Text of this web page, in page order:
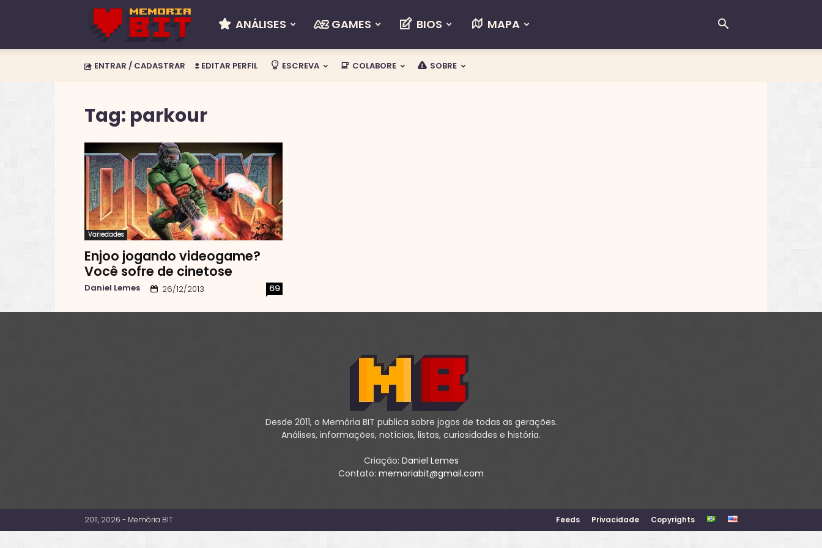
Memória
BIT
ANÁLISES GAMES BIOS MAPA
ENTRAR / CADASTRAR EDITAR PERFIL ESCREVA COLABORE SOBRE
Tag: parkour
Variedades
Enjoo jogando videogame?
Você sofre de cinetose
Daniel Lemes 26/12/2013 69
Desde 2011, o Memória BIT publica sobre jogos de todas as gerações.
Análises, informações, notícias, listas, curiosidades e história.
Criação: Daniel Lemes
Contato: memoriabit@gmail.com
Feeds Privacidade Copyrights
2011, 2026 - Memória BIT